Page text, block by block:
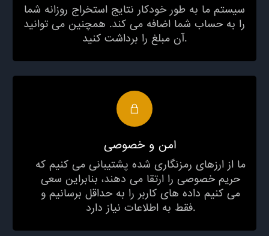
سیستم ما به طور خودکار نتایج استخراج روزانه شما
را به حساب شما اضافه می کند. همچنین می توانید
آن مبلغ را برداشت کنید.
امن و خصوصی
ما از ارزهای رمزنگاری شده پشتیبانی می کنیم که
حریم خصوصی را ارتقا می دهند، بنابراین سعی
می کنیم داده های کاربر را به حداقل برسانیم و
فقط به اطلاعات نیاز دارد.